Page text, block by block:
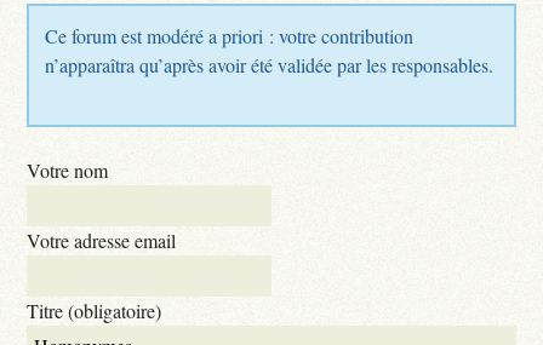
Ce forum est modéré a priori : votre contribution
n’apparaîtra qu’après avoir été validée par les responsables.
Votre nom
Votre adresse email
Titre (obligatoire)